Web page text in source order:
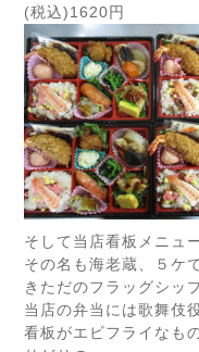
(税込)1620円
そして当店看板メニュ
その名も海老蔵、５ケ
きただのフラッグシッ
当店の弁当には歌舞伎
看板がエビフライなも